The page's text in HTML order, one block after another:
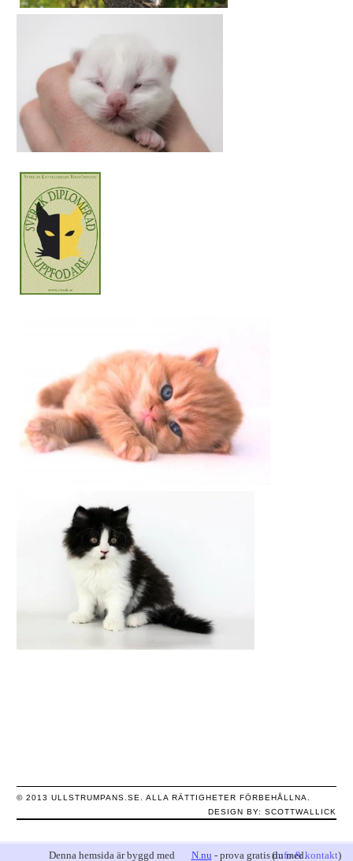
© 2013 ULLSTRUMPANS.SE. ALLA RÄTTIGHETER FÖRBEHÅLLNA.
DESIGN BY: SCOTTWALLICK
Denna hemsida är byggd med N.nu - prova gratis du med.
(info & kontakt)